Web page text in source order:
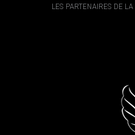
LES PARTENAIRES DE LA